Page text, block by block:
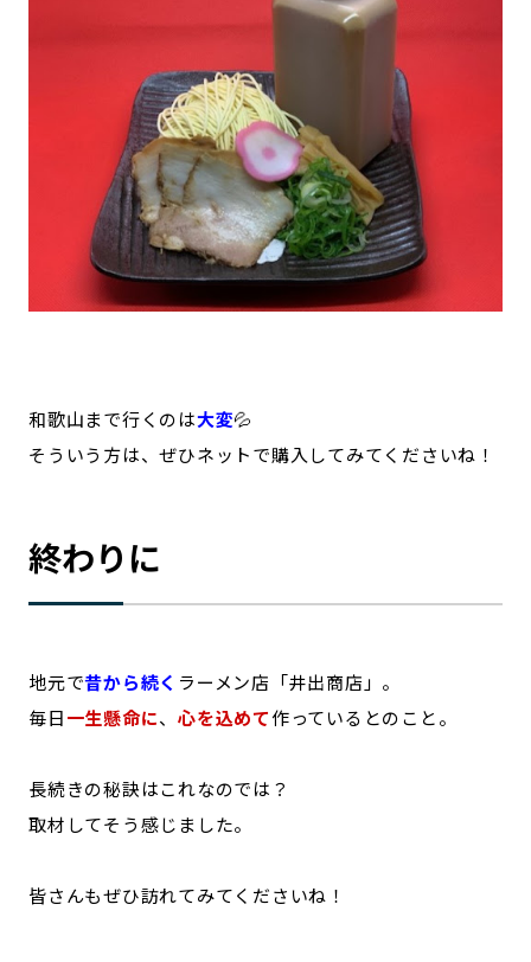
和歌山まで行くのは大変💦
そういう方は、ぜひネットで購入してみてくださいね！
終わりに
地元で昔から続く ラーメン店「井出商店」。
毎日一生懸命に、 心を込めて作っているとのこと。
長続きの秘訣はこれなのでは？
取材してそう感じました。
皆さんもぜひ訪れてみてくださいね！